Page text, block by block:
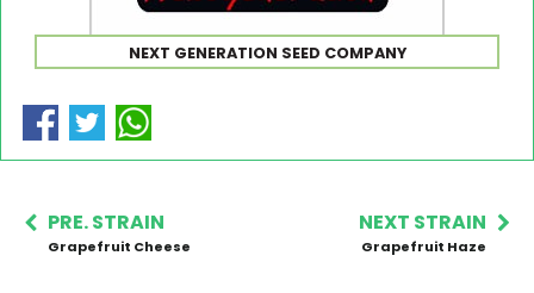
NEXT GENERATION SEED COMPANY
PRE. STRAIN
Grapefruit Cheese
NEXT STRAIN
Grapefruit Haze